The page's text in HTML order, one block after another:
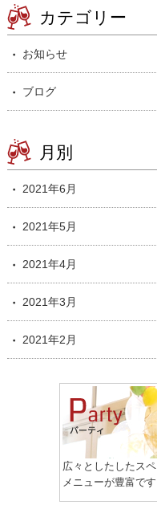
カテゴリー
お知らせ
ブログ
月別
2021年6月
2021年5月
2021年4月
2021年3月
2021年2月
広々としたしたス
メニューが豊富です